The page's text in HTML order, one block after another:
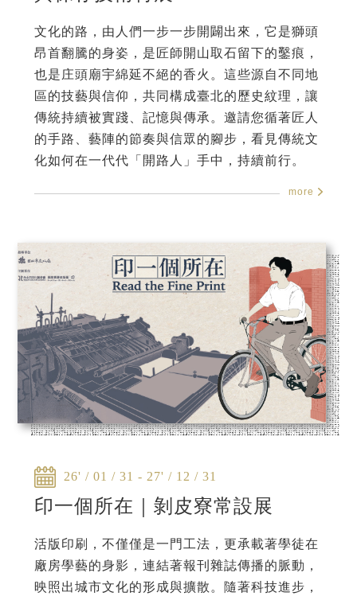
文化的路，由人們一步一步開闢出來，它是獅頭
昂首翻騰的身姿，是匠師開山取石留下的鑿痕，
也是庄頭廟宇綿延不絕的香火。這些源自不同地
區的技藝與信仰，共同構成臺北的歷史紋理，讓
傳統持續被實踐、記憶與傳承。邀請您循著匠人
的手路、藝陣的節奏與信眾的腳步，看見傳統文
化如何在一代代「開路人」手中，持續前行。
more
26' / 01 / 31 - 27' / 12 / 31
印一個所在｜剝皮寮常設展
活版印刷，不僅僅是一門工法，更承載著學徒在
廠房學藝的身影，連結著報刊雜誌傳播的脈動，
映照出城市文化的形成與擴散。隨著科技進步，